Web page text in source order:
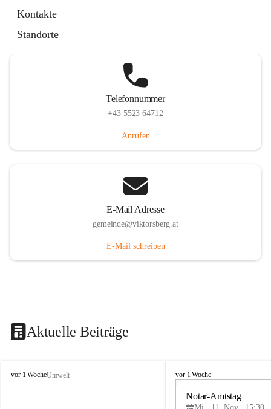
Kontakte
Standorte
Telefonnummer
+43 5523 64712
Anrufen
E-Mail Adresse
gemeinde@viktorsberg.at
E-Mail schreiben
Aktuelle Beiträge
V
vor 1 WocheUmwelt
V
vor 1 Woche
Notar-Amtstag